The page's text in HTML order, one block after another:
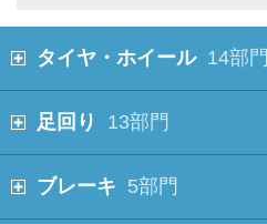
タイヤ・ホイール 14部門
足回り 13部門
ブレーキ 5部門